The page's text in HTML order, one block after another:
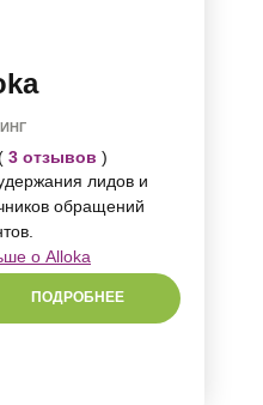
3 отзывов )
лидов и
обращений
о Alloka
ПОДРОБНЕЕ